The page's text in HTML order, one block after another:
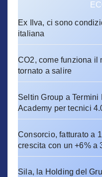
Ex Ilva, ci sono
italiana
CO2, come funziona il
tornato a salire
Seltin Group a
Academy per tecnici
Consorcio, fatturato a
crescita con un +6% a
Sila, la Holding del